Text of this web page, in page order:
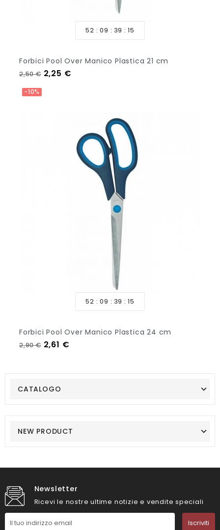
CATALOGO
NEW PRODUCT
52 09 39 14
Forbici Pool Over Manico Plastica 21 cm
Prezzo regolare
2,50 € Prezzo
2,25 €
-10%
52 09 39 14
Forbici Pool Over Manico Plastica 24 cm
Prezzo regolare
2,90 € Prezzo
2,61 €
Newsletter
Ricevi le nostre ultime notizie e vendite speciali
Iscriviti